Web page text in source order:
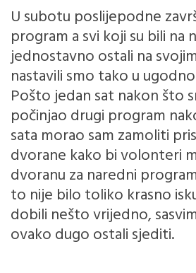
U subotu poslijepodne
program a svi koji su bili na
jednostavno ostali na
nastavili smo tako u
Pošto jedan sat nakon što
počinjao drugi program
sata morao sam zamoliti
dvorane kako bi volonteri
dvoranu za naredni
to nije bilo toliko krasno
dobili nešto vrijedno,
ovako dugo ostali sjediti.